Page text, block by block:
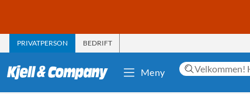
PRIVATPERSON BEDRIFT
Meny